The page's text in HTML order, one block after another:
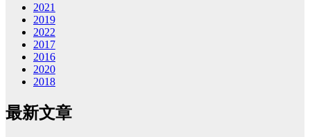
2021
2019
2022
2017
2016
2020
2018
最新文章